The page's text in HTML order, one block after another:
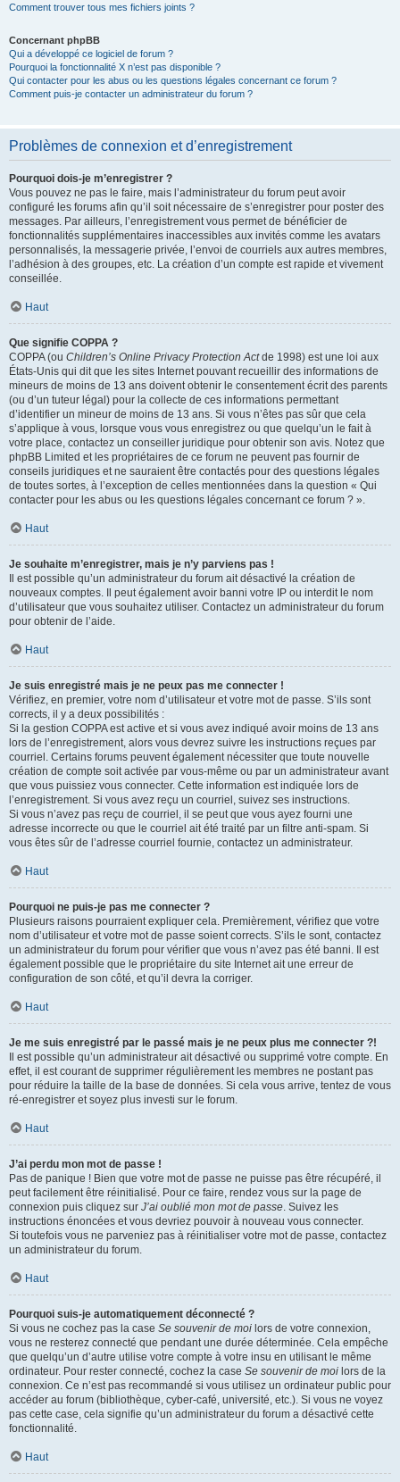
Comment trouver tous mes fichiers joints ?
Concernant phpBB
Qui a développé ce logiciel de forum ?
Pourquoi la fonctionnalité X n’est pas disponible ?
Qui contacter pour les abus ou les questions légales concernant ce forum ?
Comment puis-je contacter un administrateur du forum ?
Problèmes de connexion et d’enregistrement
Pourquoi dois-je m’enregistrer ?
Vous pouvez ne pas le faire, mais l’administrateur du forum peut avoir
configuré les forums afin qu’il soit nécessaire de s’enregistrer pour poster des
messages. Par ailleurs, l’enregistrement vous permet de bénéficier de
fonctionnalités supplémentaires inaccessibles aux invités comme les avatars
personnalisés, la messagerie privée, l’envoi de courriels aux autres membres,
l’adhésion à des groupes, etc. La création d’un compte est rapide et vivement
conseillée.
Haut
Que signifie COPPA ?
COPPA (ou Children’s Online Privacy Protection Actde 1998) est une loi aux
États-Unis qui dit que les sites Internet pouvant recueillir des informations de
mineurs de moins de 13 ans doivent obtenir le consentement écrit des parents
(ou d’un tuteur légal) pour la collecte de ces informations permettant
d’identifier un mineur de moins de 13 ans. Si vous n’êtes pas sûr que cela
s’applique à vous, lorsque vous vous enregistrez ou que quelqu’un le fait à
votre place, contactez un conseiller juridique pour obtenir son avis. Notez que
phpBB Limited et les propriétaires de ce forum ne peuvent pas fournir de
conseils juridiques et ne sauraient être contactés pour des questions légales
de toutes sortes, à l’exception de celles mentionnées dans la question « Qui
contacter pour les abus ou les questions légales concernant ce forum ? ».
Haut
Je souhaite m’enregistrer, mais je n’y parviens pas !
Il est possible qu’un administrateur du forum ait désactivé la création de
nouveaux comptes. Il peut également avoir banni votre IP ou interdit le nom
d’utilisateur que vous souhaitez utiliser. Contactez un administrateur du forum
pour obtenir de l’aide.
Haut
Je suis enregistré mais je ne peux pas me connecter !
Vérifiez, en premier, votre nom d’utilisateur et votre mot de passe. S’ils sont
corrects, il y a deux possibilités :
Si la gestion COPPA est active et si vous avez indiqué avoir moins de 13 ans
lors de l’enregistrement, alors vous devrez suivre les instructions reçues par
courriel. Certains forums peuvent également nécessiter que toute nouvelle
création de compte soit activée par vous-même ou par un administrateur avant
que vous puissiez vous connecter. Cette information est indiquée lors de
l’enregistrement. Si vous avez reçu un courriel, suivez ses instructions.
Si vous n’avez pas reçu de courriel, il se peut que vous ayez fourni une
adresse incorrecte ou que le courriel ait été traité par un filtre anti-spam. Si
vous êtes sûr de l’adresse courriel fournie, contactez un administrateur.
Haut
Pourquoi ne puis-je pas me connecter ?
Plusieurs raisons pourraient expliquer cela. Premièrement, vérifiez que votre
nom d’utilisateur et votre mot de passe soient corrects. S’ils le sont, contactez
un administrateur du forum pour vérifier que vous n’avez pas été banni. Il est
également possible que le propriétaire du site Internet ait une erreur de
configuration de son côté, et qu’il devra la corriger.
Haut
Je me suis enregistré par le passé mais je ne peux plus me connecter ?!
Il est possible qu’un administrateur ait désactivé ou supprimé votre compte. En
effet, il est courant de supprimer régulièrement les membres ne postant pas
pour réduire la taille de la base de données. Si cela vous arrive, tentez de vous
ré-enregistrer et soyez plus investi sur le forum.
Haut
J’ai perdu mon mot de passe !
Pas de panique ! Bien que votre mot de passe ne puisse pas être récupéré, il
peut facilement être réinitialisé. Pour ce faire, rendez vous sur la page de
connexion puis cliquez sur J’ai oublié mon mot de passe. Suivez les
instructions énoncées et vous devriez pouvoir à nouveau vous connecter.
Si toutefois vous ne parveniez pas à réinitialiser votre mot de passe, contactez
un administrateur du forum.
Haut
Pourquoi suis-je automatiquement déconnecté ?
Si vous ne cochez pas la case Se souvenir de moi lors de votre connexion,
vous ne resterez connecté que pendant une durée déterminée. Cela empêche
que quelqu’un d’autre utilise votre compte à votre insu en utilisant le même
ordinateur. Pour rester connecté, cochez la case Se souvenir de moi lors de la
connexion. Ce n’est pas recommandé si vous utilisez un ordinateur public pour
accéder au forum (bibliothèque, cyber-café, université, etc.). Si vous ne voyez
pas cette case, cela signifie qu’un administrateur du forum a désactivé cette
fonctionnalité.
Haut